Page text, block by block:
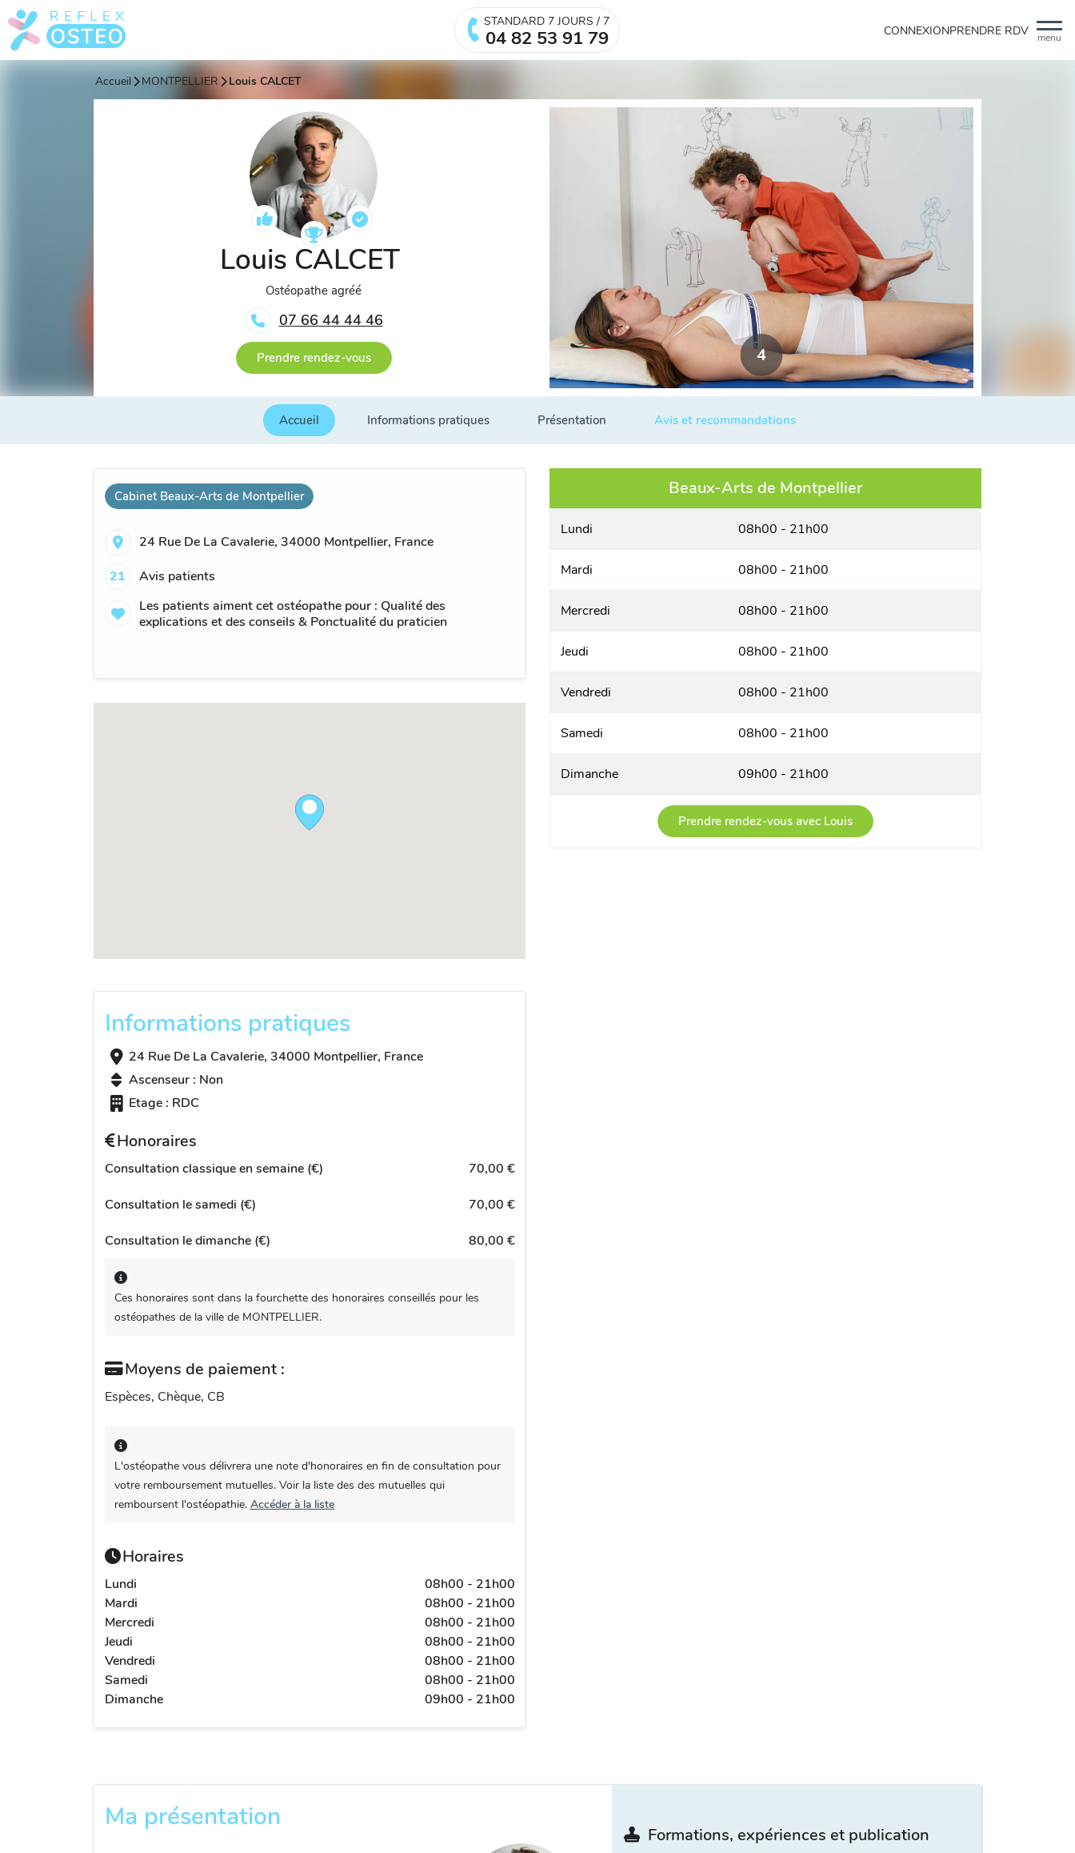
menu
STANDARD 7 JOURS / 7
04 82 53 91 79 CONNEXIONPRENDRE RDV
Accueil MONTPELLIER Louis CALCET
Louis CALCET
Ostéopathe agréé
07 66 44 44 46
Prendre rendez-vous 4
Accueil Informations pratiques Présentation Avis et recommandations
Cabinet Beaux-Arts de Montpellier
24 Rue De La Cavalerie, 34000 Montpellier, France
21
Avis patients
Les patients aiment cet ostéopathe pour : Qualité des
explications et des conseils & Ponctualité du praticien
Informations pratiques
24 Rue De La Cavalerie, 34000 Montpellier, France
Ascenseur : Non
Etage : RDC
Honoraires
Consultation classique en semaine (€) 70,00 €
Consultation le samedi (€) 70,00 €
Consultation le dimanche (€) 80,00 €
Ces honoraires sont dans la fourchette des honoraires conseillés pour les
ostéopathes de la ville de MONTPELLIER.
Moyens de paiement :
Espèces, Chèque, CB
L'ostéopathe vous délivrera une note d'honoraires en fin de consultation pour
votre remboursement mutuelles. Voir la liste des des mutuelles qui
remboursent l'ostéopathie. Accéder à la liste
Horaires
Lundi
08h00 - 21h00
Mardi
08h00 - 21h00
Mercredi
08h00 - 21h00
Jeudi
08h00 - 21h00
Vendredi
08h00 - 21h00
Samedi
08h00 - 21h00
Dimanche
09h00 - 21h00
Beaux-Arts de Montpellier
Lundi 08h00 - 21h00
Mardi 08h00 - 21h00
Mercredi 08h00 - 21h00
Jeudi 08h00 - 21h00
Vendredi 08h00 - 21h00
Samedi 08h00 - 21h00
Dimanche 09h00 - 21h00
Prendre rendez-vous avec Louis
Ma présentation
Formations, expériences et publication